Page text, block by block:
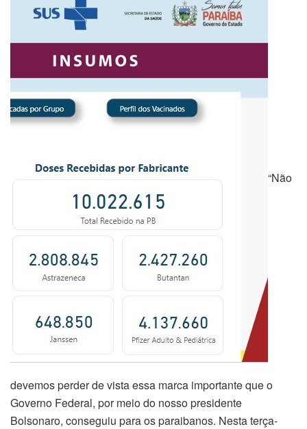
“Não
devemos perder de vista essa marca importante que o
Governo Federal, por meio do nosso presidente
Bolsonaro, conseguiu para os paraibanos. Nesta terça-